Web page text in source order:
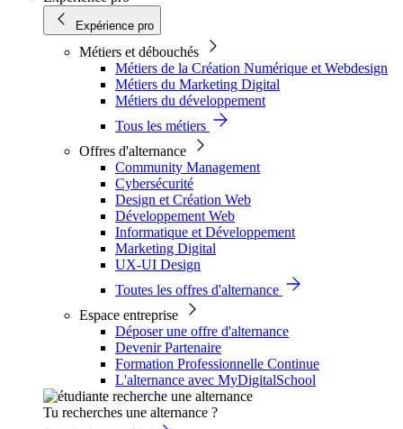
Expérience pro
Métiers et débouchés
Métiers de la Création Numérique et Webdesign
Métiers du Marketing Digital
Métiers du développement
Tous les métiers
Offres d'alternance
Community Management
Cybersécurité
Design et Création Web
Développement Web
Informatique et Développement
Marketing Digital
UX-UI Design
Toutes les offres d'alternance
Espace entreprise
Déposer une offre d'alternance
Devenir Partenaire
Formation Professionnelle Continue
L'alternance avec MyDigitalSchool
Tu recherches une alternance ?